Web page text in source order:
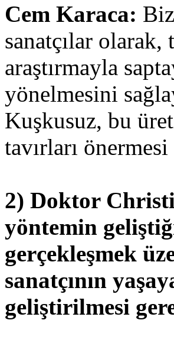
Cem Karaca:
sanatçılar olarak,
araştırmayla
yönelmesini
Kuşkusuz, bu
tavırları
2) Doktor
yöntemin
gerçekleşmek
sanatçının
geliştirilmesi